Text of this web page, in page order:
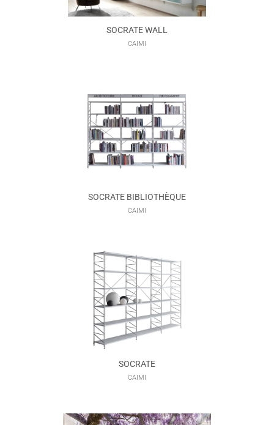
SOCRATE WALL
CAIMI
SOCRATE BIBLIOTHÈQUE
CAIMI
SOCRATE
CAIMI